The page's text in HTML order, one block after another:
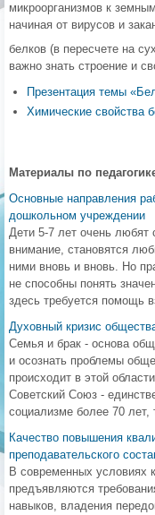
микроорганизмов к
начиная от вирусов и
белков (в пересчете на
важно знать строение и
Презентация темы
Химические свойства
Материалы по
Основные направления
дошкольном учреждении
Дети 5-7 лет очень любят
внимание, становятся
ними вновь и вновь. Но
не способны понять
здесь требуется помощь
Духовный кризис
Семья и брак - основа
и осознать проблемы
происходит в этой
Советский Союз -
социализме более 70 лет,
Качество повышения
преподавательского
В современных условиях
предъявляются
навыков, владения